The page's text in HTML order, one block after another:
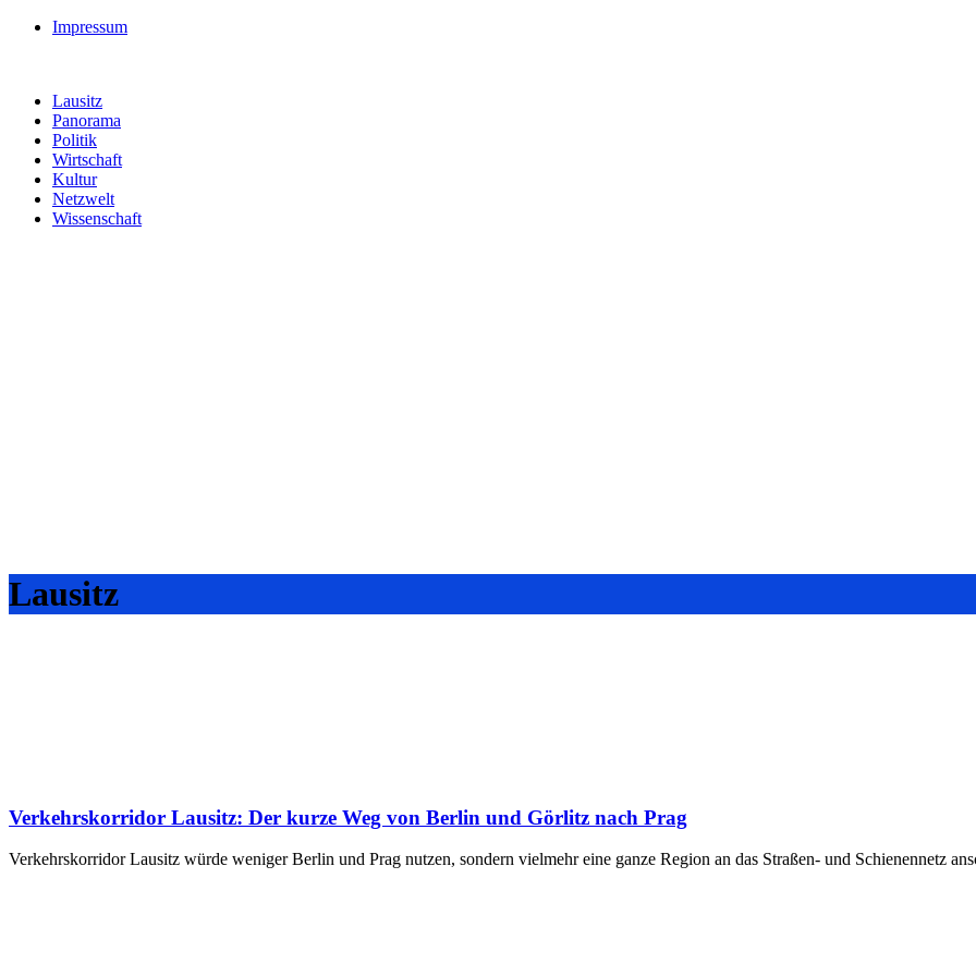
Impressum
Lausitz
Panorama
Politik
Wirtschaft
Kultur
Netzwelt
Wissenschaft
Lausitz
Verkehrskorridor Lausitz: Der kurze Weg von Berlin und Görlitz nach Prag
Verkehrskorridor Lausitz würde weniger Berlin und Prag nutzen, sondern vielmehr eine ganze Region an das Straßen- und Schienennetz